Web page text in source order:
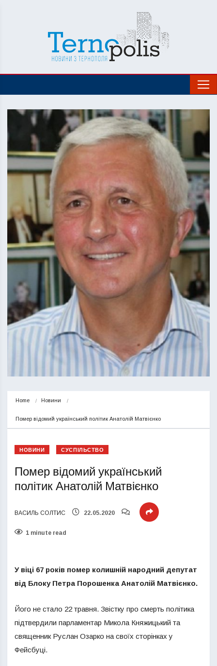
Home Новини
Помер відомий український політик Анатолій Матвієнко
НОВИНИ СУСПІЛЬСТВО
Помер відомий український
політик Анатолій Матвієнко
ВАСИЛЬ СОЛТИС 22.05.2020
1 minute read
У віці 67 років помер колишній народний депутат
від Блоку Петра Порошенка Анатолій Матвієнко.
Його не стало 22 травня. Звістку про смерть політика
підтвердили парламентар Микола Княжицький та
священник Руслан Озарко на своїх сторінках у
Фейсбуці.